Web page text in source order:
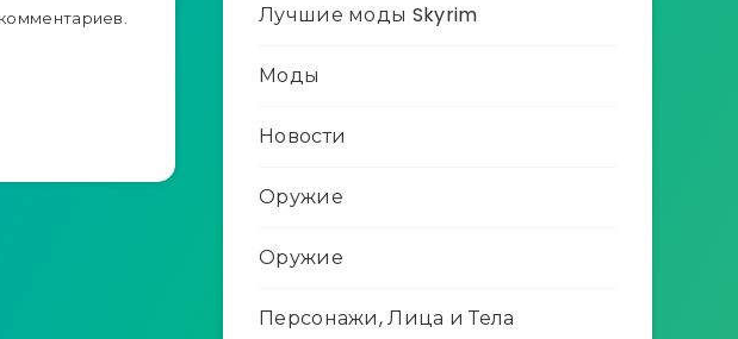
Лучшие моды Skyrim
Моды
Новости
Оружие
Оружие
Персонажи, Лица и Тела